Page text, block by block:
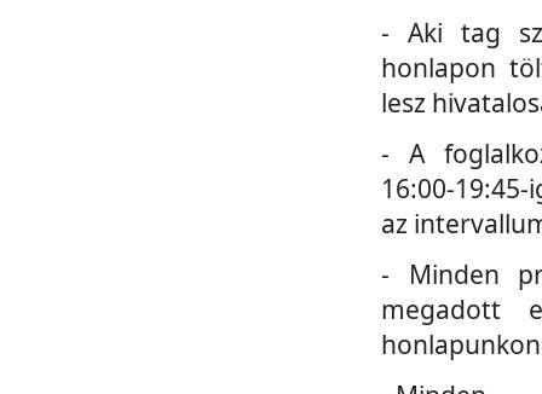
- Aki tag
honlapon
lesz
- A
16:00-
az
- Minden
megadott